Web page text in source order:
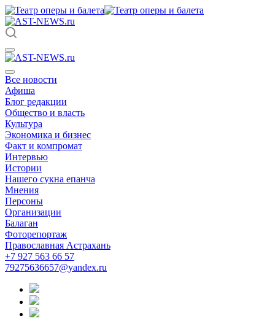
Все новости
Афиша
Блог редакции
Общество и власть
Культура
Экономика и бизнес
Факт и компромат
Интервью
Истории
Нашего сукна епанча
Мнения
Персоны
Организации
Балаган
Фоторепортаж
Православная Астрахань
+7 927 563 66 57
79275636657@yandex.ru